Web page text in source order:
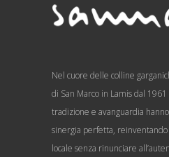
Nel cuore delle colline
di San Marco in Lamis dal
tradizione e avanguardia
sinergia perfetta,
locale senza rinunciare